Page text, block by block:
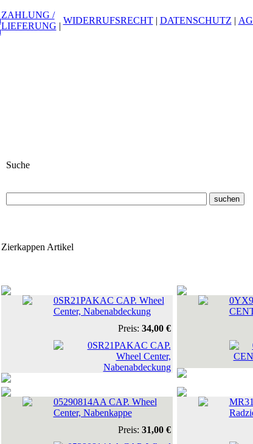
ZAHLUNG /
LIEFERUNG |
WIDERRUFSRECHT| DATENSCHUTZ |
Suche
Zierkappen Artikel
0SR21PAKAC CAP. Wheel
Center, Nabenabdeckung
Preis: 34,00 €
05290814AA CAP. Wheel
Center, Nabenkappe
Preis: 31,00 €